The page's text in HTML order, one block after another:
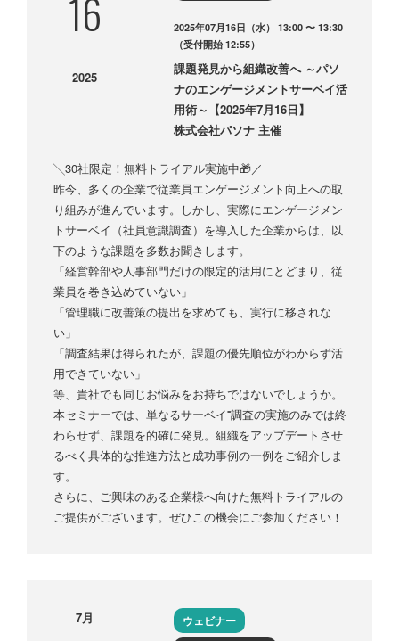
16
2025
2025年07月16日（水） 13:00 〜 13:30
（受付開始 12:55）
課題発見から組織改善へ ～パソ
ナのエンゲージメントサーベイ活
用術～【2025年7月16日】
株式会社パソナ 主催
╲30社限定！無料トライアル実施中🎁／
昨今、多くの企業で従業員エンゲージメント向上への取
り組みが進んでいます。しかし、実際にエンゲージメン
トサーベイ（社員意識調査）を導入した企業からは、以
下のような課題を多数お聞きします。
「経営幹部や人事部門だけの限定的活用にとどまり、従
業員を巻き込めていない」
「管理職に改善策の提出を求めても、実行に移されな
い」
「調査結果は得られたが、課題の優先順位がわからず活
用できていない」
等、貴社でも同じお悩みをお持ちではないでしょうか。
本セミナーでは、単なるサーベイ⁼調査の実施のみでは終
わらせず、課題を的確に発見。組織をアップデートさせ
るべく具体的な推進方法と成功事例の一例をご紹介しま
す。
さらに、ご興味のある企業様へ向けた無料トライアルの
ご提供がございます。ぜひこの機会にご参加ください！
7月
ウェビナー